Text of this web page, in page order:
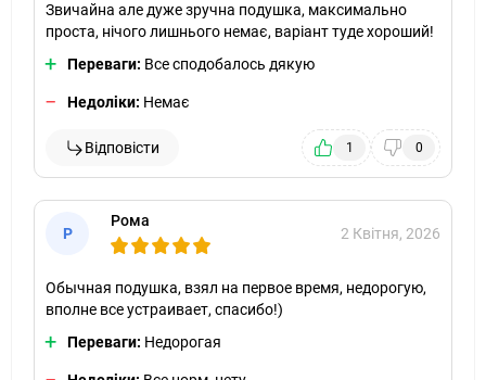
Звичайна але дуже зручна подушка, максимально
проста, нічого лишнього немає, варіант туде хороший!
Переваги: Все сподобалось дякую
Недоліки: Немає
Відповісти 1 0
Р
Рома
2 Квітня, 2026
Обычная подушка, взял на первое время, недорогую,
вполне все устраивает, спасибо!)
Переваги: Недорогая